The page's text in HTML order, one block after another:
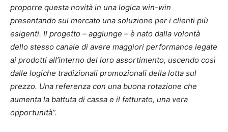
proporre questa novità in una logica win-win
presentando sul mercato una soluzione per i clienti più
esigenti. Il progetto – aggiunge – è nato dalla volontà
dello stesso canale di avere maggiori performance legate
ai prodotti all’interno del loro assortimento, uscendo così
dalle logiche tradizionali promozionali della lotta sul
prezzo. Una referenza con una buona rotazione che
aumenta la battuta di cassa e il fatturato, una vera
opportunità”.